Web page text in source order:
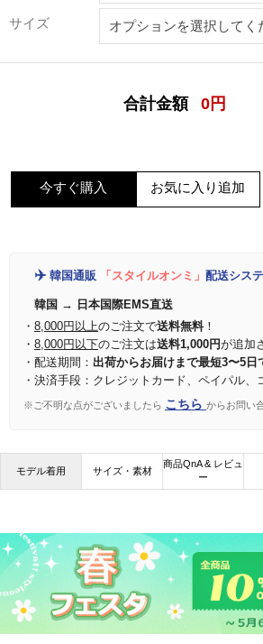
サイズ
合計金額 0 円
今すぐ購入 お気に入り追加
✈️ 韓国通販 「スタイルオンミ」 配送シス
韓国 → 日本国際EMS直送
・ 8,000円以上のご注文で送料無料！
・ 8,000円以下のご注文は送料1,000円が追加
・配送期間： 出荷からお届けまで最短3〜5日
・決済手段：クレジットカード、ペイパル、
※ご不明な点がございましたら こちら からお問い
モデル着用 サイズ・素材
商品QnA & レビュ
ー